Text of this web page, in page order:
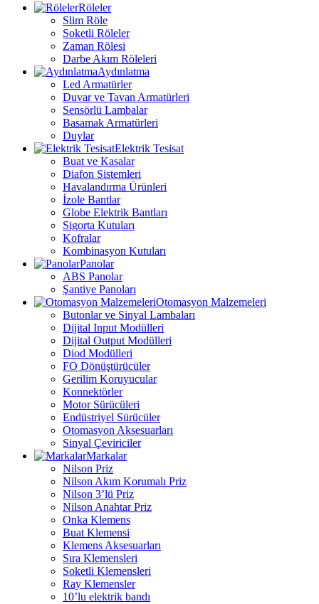
Röleler
Slim Röle
Soketli Röleler
Zaman Rölesi
Darbe Akım Röleleri
Aydınlatma
Led Armatürler
Duvar ve Tavan Armatürleri
Sensörlü Lambalar
Basamak Armatürleri
Duylar
Elektrik Tesisat
Buat ve Kasalar
Diafon Sistemleri
Havalandırma Ürünleri
İzole Bantlar
Globe Elektrik Bantları
Sigorta Kutuları
Kofralar
Kombinasyon Kutuları
Panolar
ABS Panolar
Şantiye Panoları
Otomasyon Malzemeleri
Butonlar ve Sinyal Lambaları
Dijital Input Modülleri
Dijital Output Modülleri
Diod Modülleri
FO Dönüştürücüler
Gerilim Koruyucular
Konnektörler
Motor Sürücüleri
Endüstriyel Sürücüler
Otomasyon Aksesuarları
Sinyal Çeviriciler
Markalar
Nilson Priz
Nilson Akım Korumalı Priz
Nilson 3’lü Priz
Nilson Anahtar Priz
Onka Klemens
Buat Klemensi
Klemens Aksesuarları
Sıra Klemensleri
Soketli Klemensleri
Ray Klemensler
10’lu elektrik bandı